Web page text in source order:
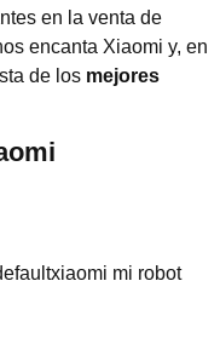
en la venta de
encanta Xiaomi y, en
de los mejores